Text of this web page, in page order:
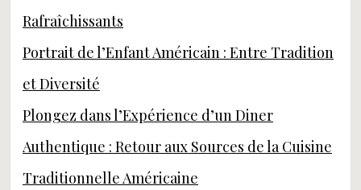
Rafraîchissants
Portrait de l’Enfant Américain : Entre Tradition
et Diversité
Plongez dans l’Expérience d’un Diner
Authentique : Retour aux Sources de la Cuisine
Traditionnelle Américaine